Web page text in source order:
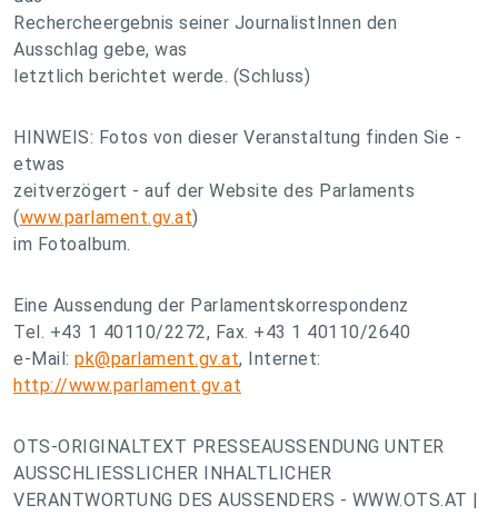
Rechercheergebnis seiner JournalistInnen den
Ausschlag gebe, was
letztlich berichtet werde. (Schluss)
HINWEIS: Fotos von dieser Veranstaltung finden Sie -
etwas
zeitverzögert - auf der Website des Parlaments
(www.parlament.gv.at)
im Fotoalbum.
Eine Aussendung der Parlamentskorrespondenz
Tel. +43 1 40110/2272, Fax. +43 1 40110/2640
e-Mail: pk@parlament.gv.at, Internet:
http://www.parlament.gv.at
OTS-ORIGINALTEXT PRESSEAUSSENDUNG UNTER
AUSSCHLIESSLICHER INHALTLICHER
VERANTWORTUNG DES AUSSENDERS - WWW.OTS.AT |